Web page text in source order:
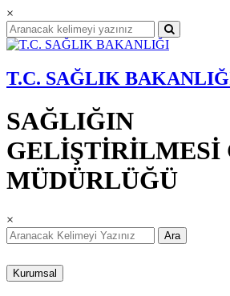
×
T.C. SAĞLIK
SAĞLIĞIN
GELİŞTİRİLMESİ
MÜDÜRLÜĞÜ
×
Ara
Kurumsal